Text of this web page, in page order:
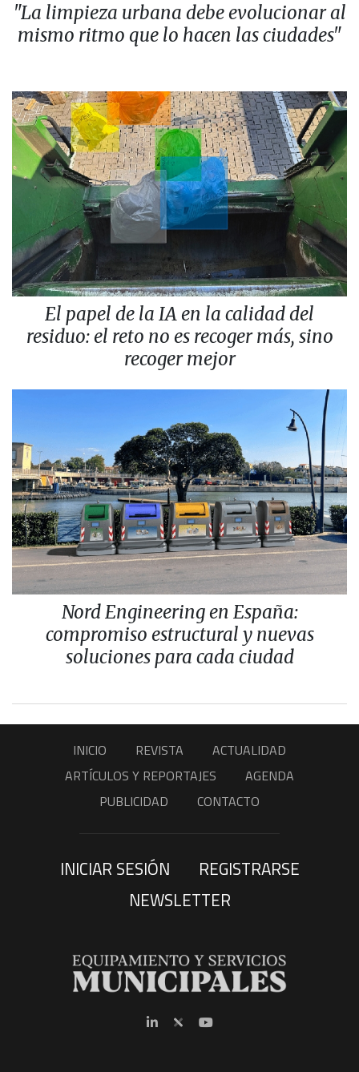
"La limpieza urbana debe evolucionar al
mismo ritmo que lo hacen las ciudades"
El papel de la IA en la calidad del
residuo: el reto no es recoger más, sino
recoger mejor
Nord Engineering en España:
compromiso estructural y nuevas
soluciones para cada ciudad
INICIO REVISTA
ACTUALIDAD
ARTÍCULOS Y REPORTAJES
AGENDA
PUBLICIDAD
CONTACTO
INICIAR SESIÓN
REGISTRARSE
NEWSLETTER